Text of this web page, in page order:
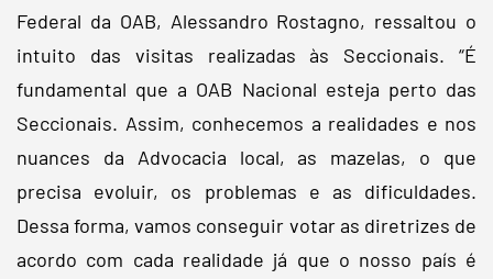
Federal da OAB, Alessandro Rostagno, ressaltou o
intuito das visitas realizadas às Seccionais. “É
fundamental que a OAB Nacional esteja perto das
Seccionais. Assim, conhecemos a realidades e nos
nuances da Advocacia local, as mazelas, o que
precisa evoluir, os problemas e as dificuldades.
Dessa forma, vamos conseguir votar as diretrizes de
acordo com cada realidade já que o nosso país é